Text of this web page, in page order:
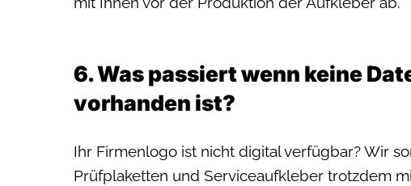
6. Was passiert wenn keine
vorhanden ist?
Ihr Firmenlogo ist nicht digital verfügbar? Wir
Prüfplaketten und Serviceaufkleber trotzdem